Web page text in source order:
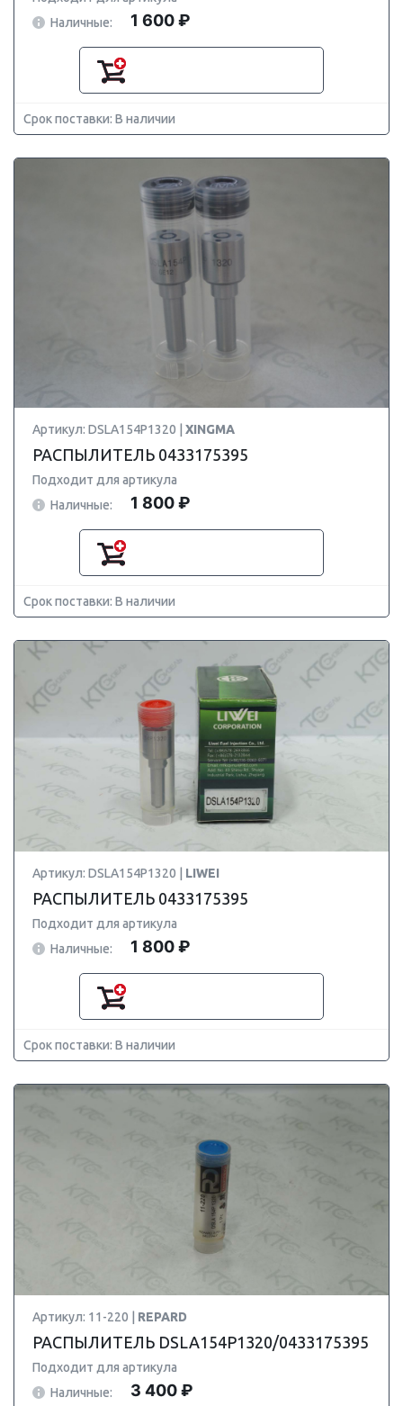
Наличные:
1 600 ₽
Срок поставки: В наличии
Артикул: DSLA154P1320 | XINGMA
РАСПЫЛИТЕЛЬ 0433175395
Подходит для артикула
Наличные:
1 800 ₽
Срок поставки: В наличии
Артикул: DSLA154P1320 | LIWEI
РАСПЫЛИТЕЛЬ 0433175395
Подходит для артикула
Наличные:
1 800 ₽
Срок поставки: В наличии
Артикул: 11-220 | REPARD
РАСПЫЛИТЕЛЬ DSLA154P1320/0433175395
Подходит для артикула
Наличные:
3 400 ₽